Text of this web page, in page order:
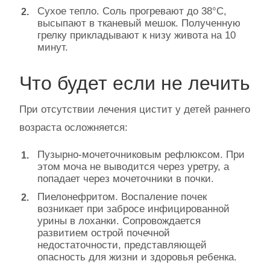
Сухое тепло. Соль прогревают до 38°С,
высыпают в тканевый мешок. Полученную
грелку прикладывают к низу живота на 10
минут.
Что будет если не лечить
При отсутствии лечения цистит у детей раннего
возраста осложняется:
Пузырно-мочеточниковым рефлюксом. При
этом моча не выводится через уретру, а
попадает через мочеточники в почки.
Пиелонефритом. Воспаление почек
возникает при забросе инфицированной
урины в лоханки. Сопровождается
развитием острой почечной
недостаточности, представляющей
опасность для жизни и здоровья ребенка.